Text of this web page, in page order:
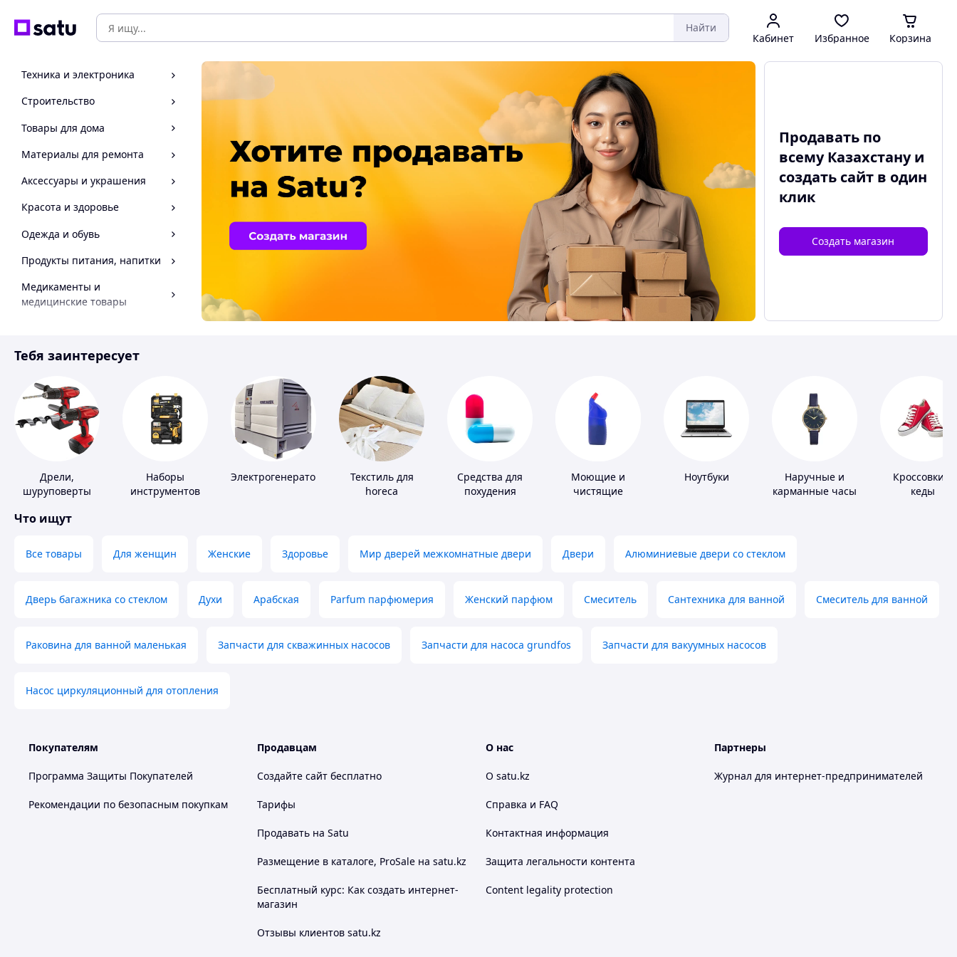
Найти
Кабинет Избранное Корзина
Техника и электроника
Строительство
Товары для дома
Материалы для ремонта
Аксессуары и украшения
Красота и здоровье
Одежда и обувь
Продукты питания, напитки
Медикаменты и
медицинские товары
Инструмент
Продавать по
всему Казахстану и
создать сайтв один
клик
Создать магазин
Тебя заинтересует
Дрели,
шуруповерты
Наборы
инструментов
Электрогенераторы
Текстиль для
horeca
Средства для
похудения
Моющие и
чистящие
Ноутбуки
Наручные и
карманные часы
Кроссовки и
кеды
Что ищут
Все товары Для женщин Женские Здоровье Мир дверей межкомнатные двери Двери Алюминиевые двери со стеклом
Дверь багажника со стеклом Духи Арабская Parfum парфюмерия Женский парфюм Смеситель Сантехника для ванной Смеситель для ванной
Раковина для ванной маленькая Запчасти для скважинных насосов Запчасти для насоса grundfos Запчасти для вакуумных насосов
Насос циркуляционный для отопления
Покупателям
Программа Защиты Покупателей
Рекомендации по безопасным покупкам
Продавцам
Создайте сайт бесплатно
Тарифы
Продавать на Satu
Размещение в каталоге, ProSale на satu.kz
Бесплатный курс: Как создать интернет-
магазин
Отзывы клиентов satu.kz
О нас
О satu.kz
Справка и FAQ
Контактная информация
Защита легальности контента
Content legality protection
Партнеры
Журнал для интернет-предпринимателей